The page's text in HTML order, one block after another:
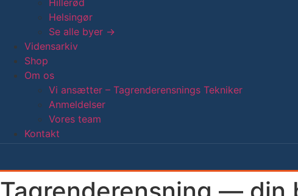
Hillerød
Helsingør
Se alle byer →
Vidensarkiv
Shop
Om os
Vi ansætter – Tagrenderensnings Tekniker
Anmeldelser
Vores team
Kontakt